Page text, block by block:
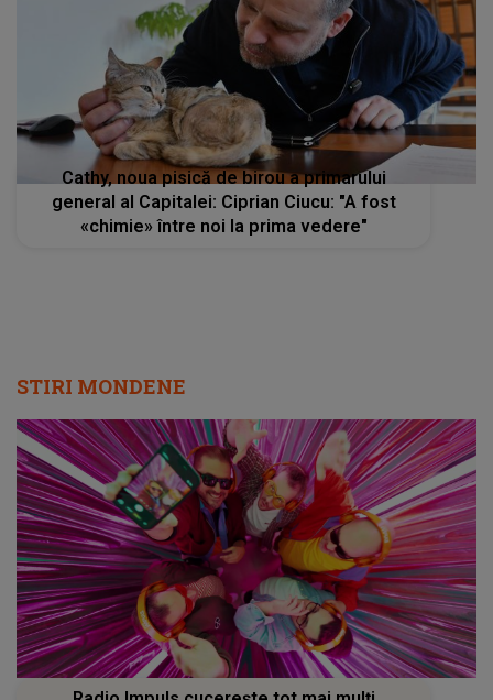
Cathy, noua pisică de birou a primarului
general al Capitalei: Ciprian Ciucu: "A fost
«chimie» între noi la prima vedere"
STIRI MONDENE